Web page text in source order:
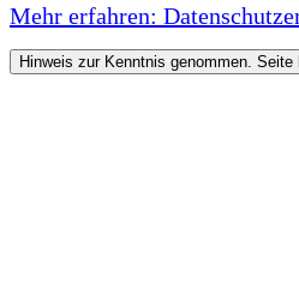
Mehr erfahren:
Hinweis zur Kenntnis genommen. Seite